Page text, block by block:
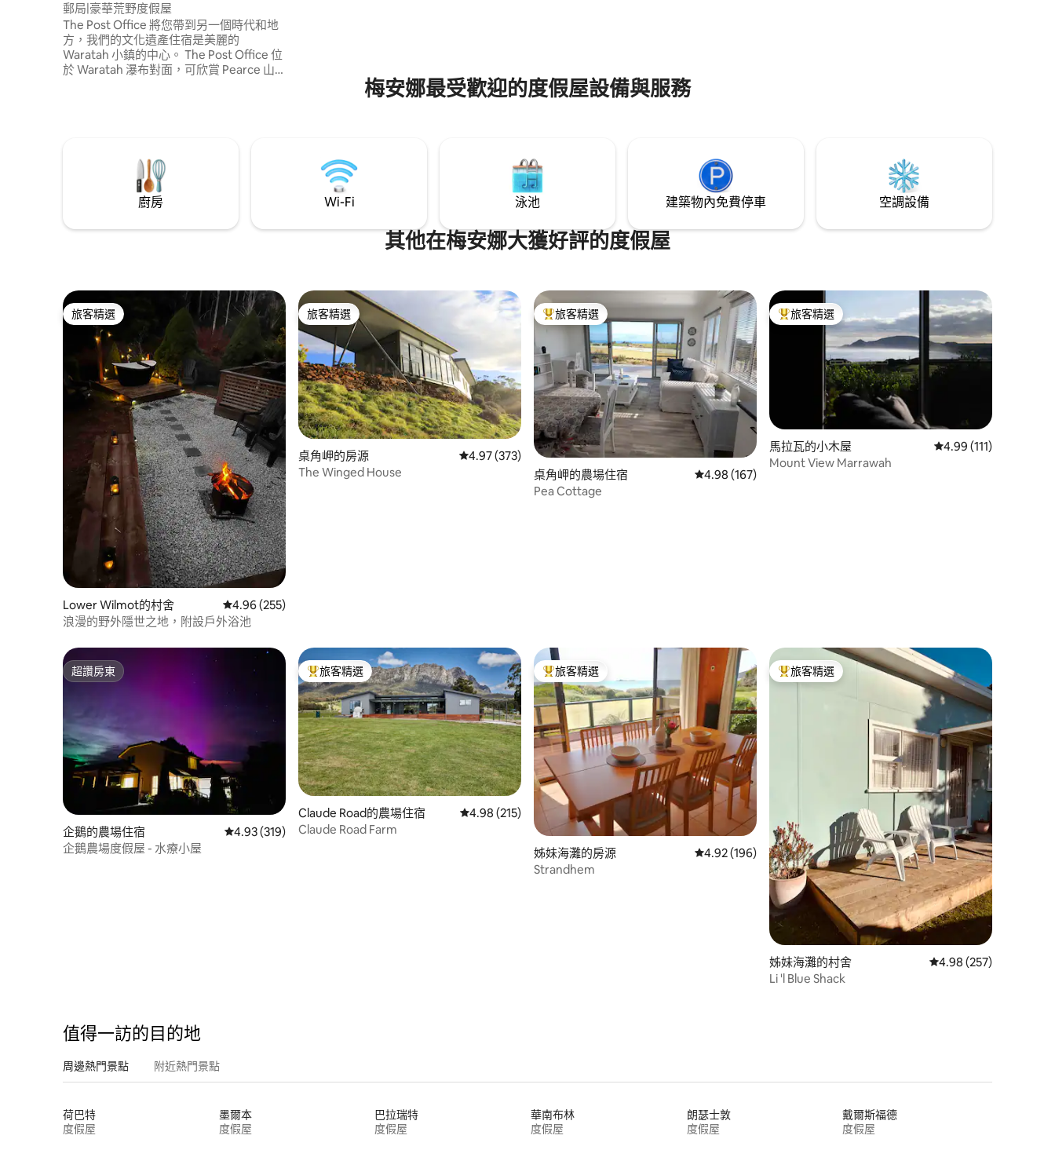
郵局|豪華荒野度假屋
The Post Office 將您帶到另一個時代和地
方，我們的文化遺產住宿是美麗的
Waratah 小鎮的中心。 The Post Office 位
於 Waratah 瀑布對面，可欣賞 Pearce 山
有需要，還可提供額外的廚師和按摩服
務。
梅安娜最受歡迎的度假屋設備與服務
廚房 Wi-Fi 泳池 建築物內免費停車 空調設備
其他在梅安娜大獲好評的度假屋
旅客精選
旅客精選
Lower Wilmot的村舍 從 255 則評價中獲得 4.96 的平均評分（滿分 5 分）
4.96 (255)
浪漫的野外隱世之地，附設戶外浴池
旅客精選
旅客精選
桌角岬的房源 從 373 則評價中獲得 4.97 的平均評分（滿分 5 分）
4.97 (373)
The Winged House
旅客精選榜首
旅客精選
桌角岬的農場住宿 從 167 則評價中獲得 4.98 的平均評分（滿分 5 分）
4.98 (167)
Pea Cottage
旅客精選榜首
旅客精選
馬拉瓦的小木屋 從 111 則評價中獲得
4.99 (111)
Mount View Marrawah
超讚房東
超讚房東
企鵝的農場住宿 從 319 則評價中獲得 4.93 的平均評分（滿分 5 分）
4.93 (319)
企鵝農場度假屋 - 水療小屋
旅客精選榜首
旅客精選
Claude Road的農場住宿 從 215 則評價中獲得 4.98 的平均評分（滿分 5 分）
4.98 (215)
Claude Road Farm
旅客精選榜首
旅客精選
姊妹海灘的房源 從 196 則評價中獲得 4.92 的平均評分（滿分 5 分）
4.92 (196)
Strandhem
旅客精選榜首
旅客精選
姊妹海灘的村舍 從 257 則評價中獲得
4.98 (257)
Li 'l Blue Shack
值得一訪的目的地
周邊熱門景點 附近熱門景點
荷巴特
度假屋
墨爾本
度假屋
巴拉瑞特
度假屋
華南布林
度假屋
朗瑟士敦
度假屋
戴爾斯福德
度假屋